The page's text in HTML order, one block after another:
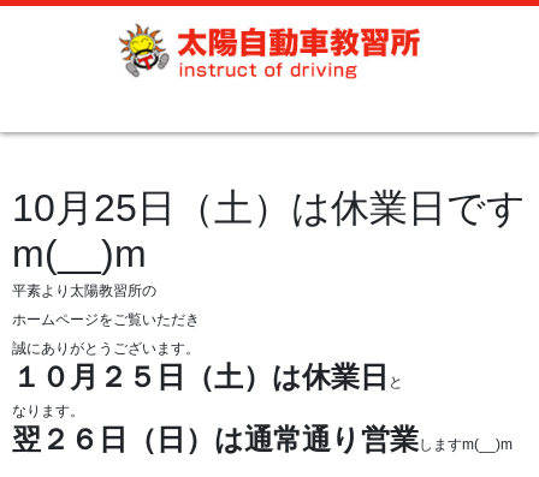
10月25日（土）は休業日です
m(__)m
平素より太陽教習所の
ホームページをご覧いただき
誠にありがとうございます。
１０月２５日（土）は休業日 と
なります。
翌２６日（日）は通常通り営業しますm(__)m